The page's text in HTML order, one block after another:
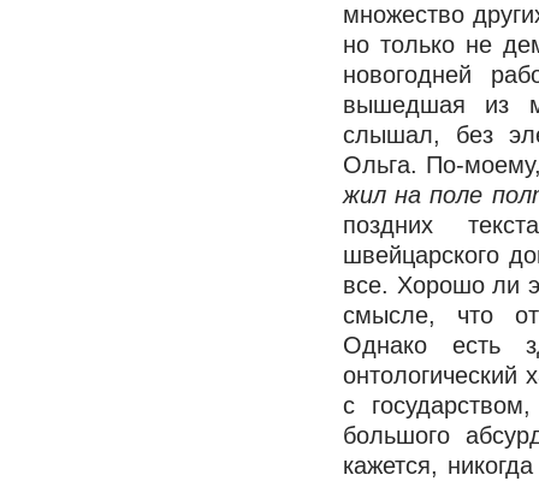
множество
но только не
новогодней
вышедшая из
слышал, без
Ольга. По-
жил на поле
поздних
швейцарского
все. Хорошо ли
смысле, что
Однако есть
онтологический
с
большого
кажется,